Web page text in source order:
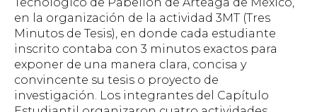
en la organización de la actividad 3MT (Tres
Minutos de Tesis), en donde cada estudiante
inscrito contaba con 3 minutos exactos para
exponer de una manera clara, concisa y
convincente su tesis o proyecto de
investigación. Los integrantes del Capítulo